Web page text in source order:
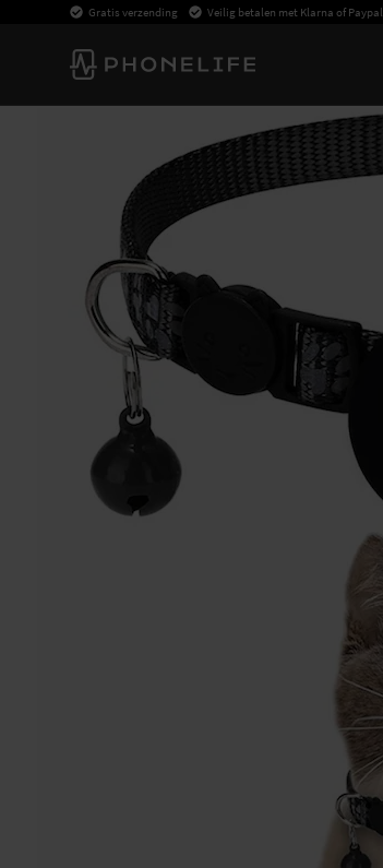
Gratis verzending Veilig betalen met Klarna of Paypal